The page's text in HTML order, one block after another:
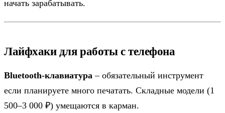
начать зарабатывать.
Лайфхаки для работы с телефона
Bluetooth-клавиатура – обязательный инструмент
если планируете много печатать. Складные модели (1
500–3 000 ₽) умещаются в карман.